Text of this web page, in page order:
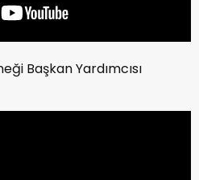
Başkan Yardımcısı